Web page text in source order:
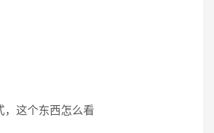
，这个东西怎么看